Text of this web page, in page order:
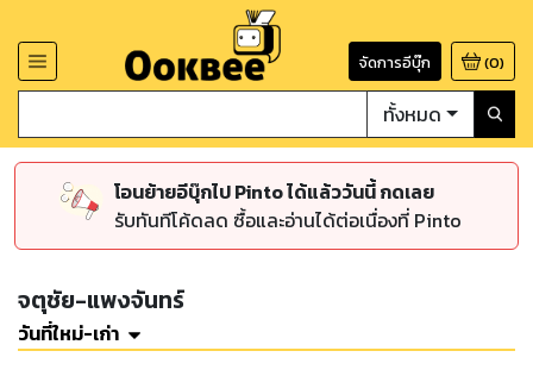
จัดการอีบุ๊ก (0)
ทั้งหมด
โอนย้ายอีบุ๊กไป Pinto ได้แล้ววันนี้ กดเลย
รับทันทีโค้ดลด ซื้อและอ่านได้ต่อเนื่องที่ Pinto
จตุชัย-แพงจันทร์
วันที่ใหม่-เก่า